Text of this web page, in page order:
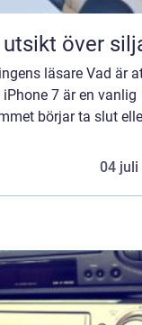
med utsikt över
läsare Vad är
7 är en vanlig
börjar ta slut
04 juli